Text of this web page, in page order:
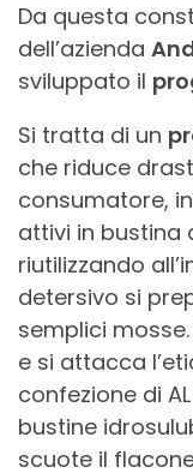
Da questa
dell’azienda
sviluppato il
Si tratta di un
che riduce
consumatore,
attivi in bustina
riutilizzando
detersivo si
semplici
e si attacca
confezione di
bustine
scuote il